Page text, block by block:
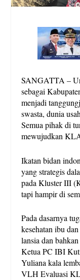
SANGATTA –
sebagai
menjadi
swasta, dunia
Semua pihak di
mewujudkan
Ikatan bidan
yang strategis
pada Kluster III
tapi hampir di
Pada dasarnya
kesehatan ibu
lansia dan
Ketua PC IBI
Yuliana kala
VLH Evaluasi